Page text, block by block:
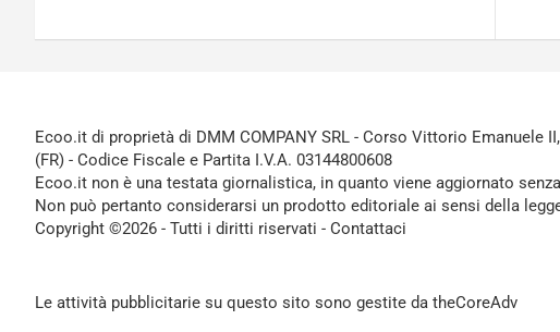
Ecoo.it di proprietà di DMM COMPANY SRL - Corso Vittorio Emanuele
(FR) - Codice Fiscale e Partita I.V.A. 03144800608
Ecoo.it non è una testata giornalistica, in quanto viene aggiornato
Non può pertanto considerarsi un prodotto editoriale ai sensi della
Copyright ©2026 - Tutti i diritti riservati - Contattaci
Le attività pubblicitarie su questo sito sono gestite da theCoreAdv